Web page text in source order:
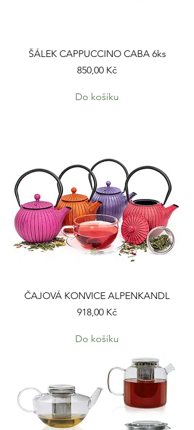
ŠÁLEK CAPPUCCINO CABA 6ks
Cena
850,00 Kč
Do košíku
ČAJOVÁ KONVICE ALPENKANDL
Cena
918,00 Kč
Do košíku